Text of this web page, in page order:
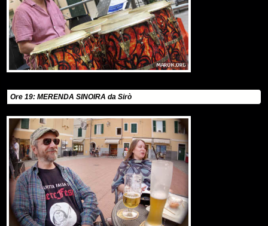
Ore 19: MERENDA SINOIRA da Sirò